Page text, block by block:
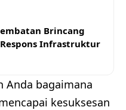
Brincang
Infrastruktur
Anda bagaimana
kesuksesan